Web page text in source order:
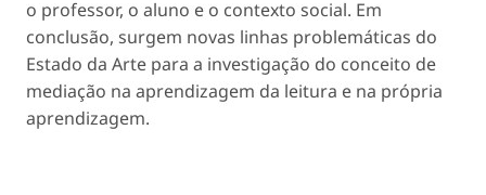
o professor, o aluno e o contexto social. Em
conclusão, surgem novas linhas problemáticas do
Estado da Arte para a investigação do conceito de
mediação na aprendizagem da leitura e na própria
aprendizagem.